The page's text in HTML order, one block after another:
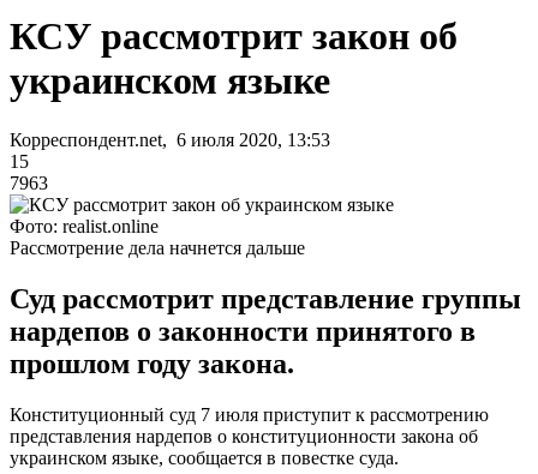
КСУ рассмотрит закон об
украинском языке
Корреспондент.net, 6 июля 2020, 13:53
15
7963
Фото: realist.online
Рассмотрение дела начнется дальше
Суд рассмотрит представление группы
нардепов о законности принятого в
прошлом году закона.
Конституционный суд 7 июля приступит к рассмотрению
представления нардепов о конституционности закона об
украинском языке, сообщается в повестке суда.